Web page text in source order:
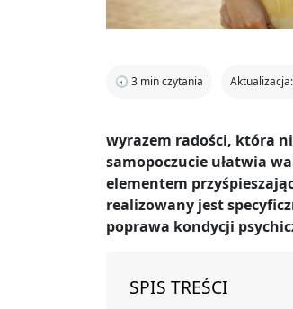
🕣 3 min czytania
wyrazem radości, która
samopoczucie ułatwia
elementem
realizowany jest
poprawa kondycji
SPIS TREŚCI